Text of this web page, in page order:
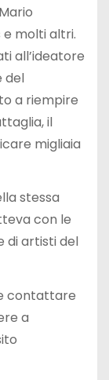
e molti altri.
all’ideatore
del
a riempire
il
migliaia
stessa
con le
di artisti del
contattare
a